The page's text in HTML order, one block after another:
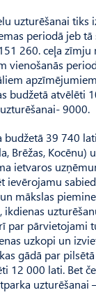
uzturēšanai tiks
periodā jeb tā
260. ceļa zīmju
vienošanās
budžetā atvēlēti
9000.
budžetā 39 740
Brēžas, Kocēnu)
ietvaros
ievērojamu
mākslas
par pārvietojami
uzkopi un
gādā par
12 000 lati. Bet
uzturēšanai